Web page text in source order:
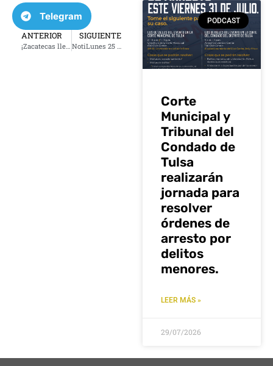
Telegram
ANTERIOR
¡Zacatecas llega a Tulsa con el Gobernador y grandes eventos!
SIGUIENTE
NotiLunes 25 de noviembre 2024
PODCAST
Corte
Municipal y
Tribunal del
Condado de
Tulsa
realizarán
jornada para
resolver
órdenes de
arresto por
delitos
menores.
LEER MÁS »
29/07/2026